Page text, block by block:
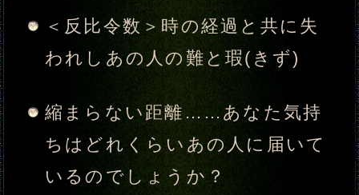
ついに動き出します。あなたと
あの人の関係が大きく変わる一
その転機を経て、あの人はあな
たへの想いを固めます
あの人が最後に出す結論と、2人